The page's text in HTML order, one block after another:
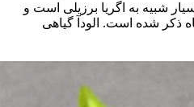
شبیه به اگریا برزیلی است و
ذکر شده است. الودآ گیاهی